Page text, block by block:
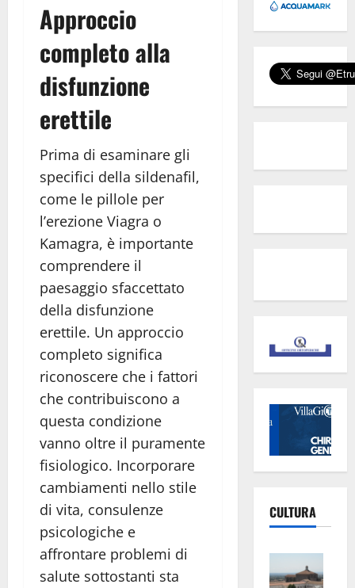
Approccio
completo alla
disfunzione
erettile
Prima di esaminare gli
specifici della sildenafil,
come le pillole per
l’erezione Viagra o
Kamagra, è importante
comprendere il
paesaggio sfaccettato
della disfunzione
erettile. Un approccio
completo significa
riconoscere che i fattori
che contribuiscono a
questa condizione
vanno oltre il puramente
fisiologico. Incorporare
cambiamenti nello stile
di vita, consulenze
psicologiche e
affrontare problemi di
salute sottostanti sta
CULTURA